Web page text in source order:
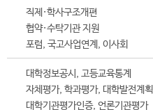
직제·학사구조개편
협약·수탁기관 지원
포럼, 국고사업연계, 이사회
대학정보공시, 고등교육통계
자체평가, 학과평가, 대학발전계획
대학기관평가인증, 언론기관평가